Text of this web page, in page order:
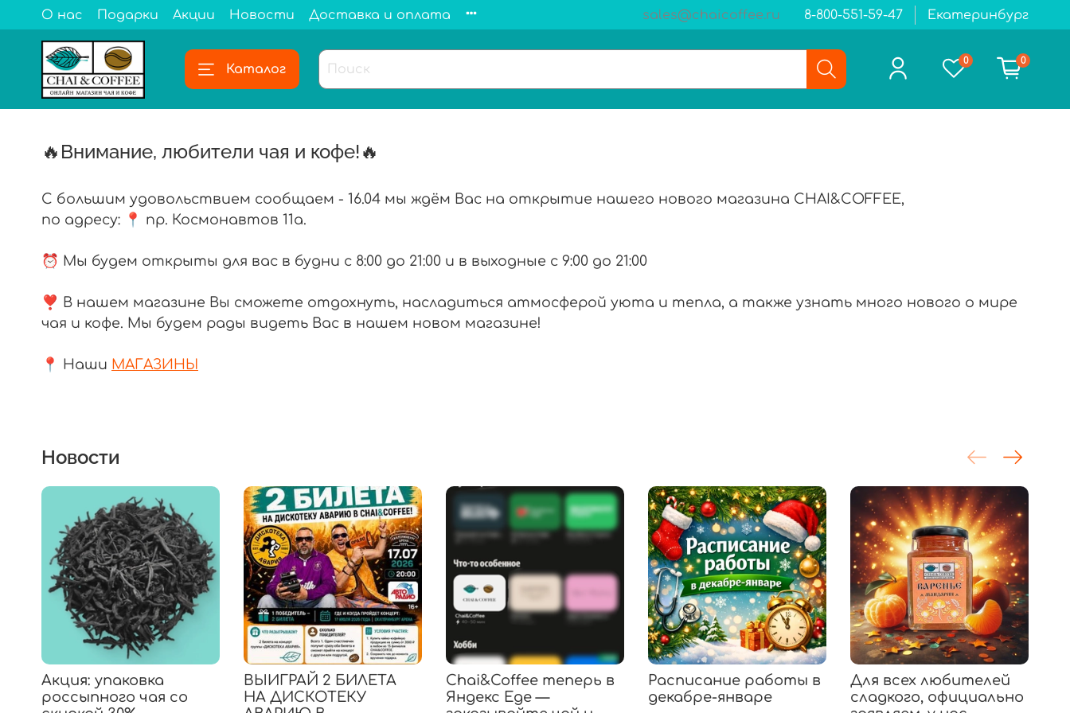
О нас Подарки Акции Новости Доставка и оплата sales@chaicoffee.ru 8-800-551-59-47 Екатеринбург
Каталог
0 0
🔥Внимание, любители чая и кофе!🔥
С большим удовольствием сообщаем - 16.04 мы ждём Вас на открытие нашего нового магазина CHAI&COFFEE,
по адресу: 📍 пр. Космонавтов 11а.
⏰ Мы будем открыты для вас в будни с 8:00 до 21:00 и в выходные с 9:00 до 21:00
❣️ В нашем магазине Вы сможете отдохнуть, насладиться атмосферой уюта и тепла, а также узнать много нового о мире
чая и кофе. Мы будем рады видеть Вас в нашем новом магазине!
📍 Наши МАГАЗИНЫ
Новости
Акция: упаковка
россыпного чая со
ВЫИГРАЙ 2 БИЛЕТА
НА ДИСКОТЕКУ
Chai&Coffee теперь в
Яндекс Еде —
Расписание работы в
декабре-январе
Для всех любителей
сладкого, официально